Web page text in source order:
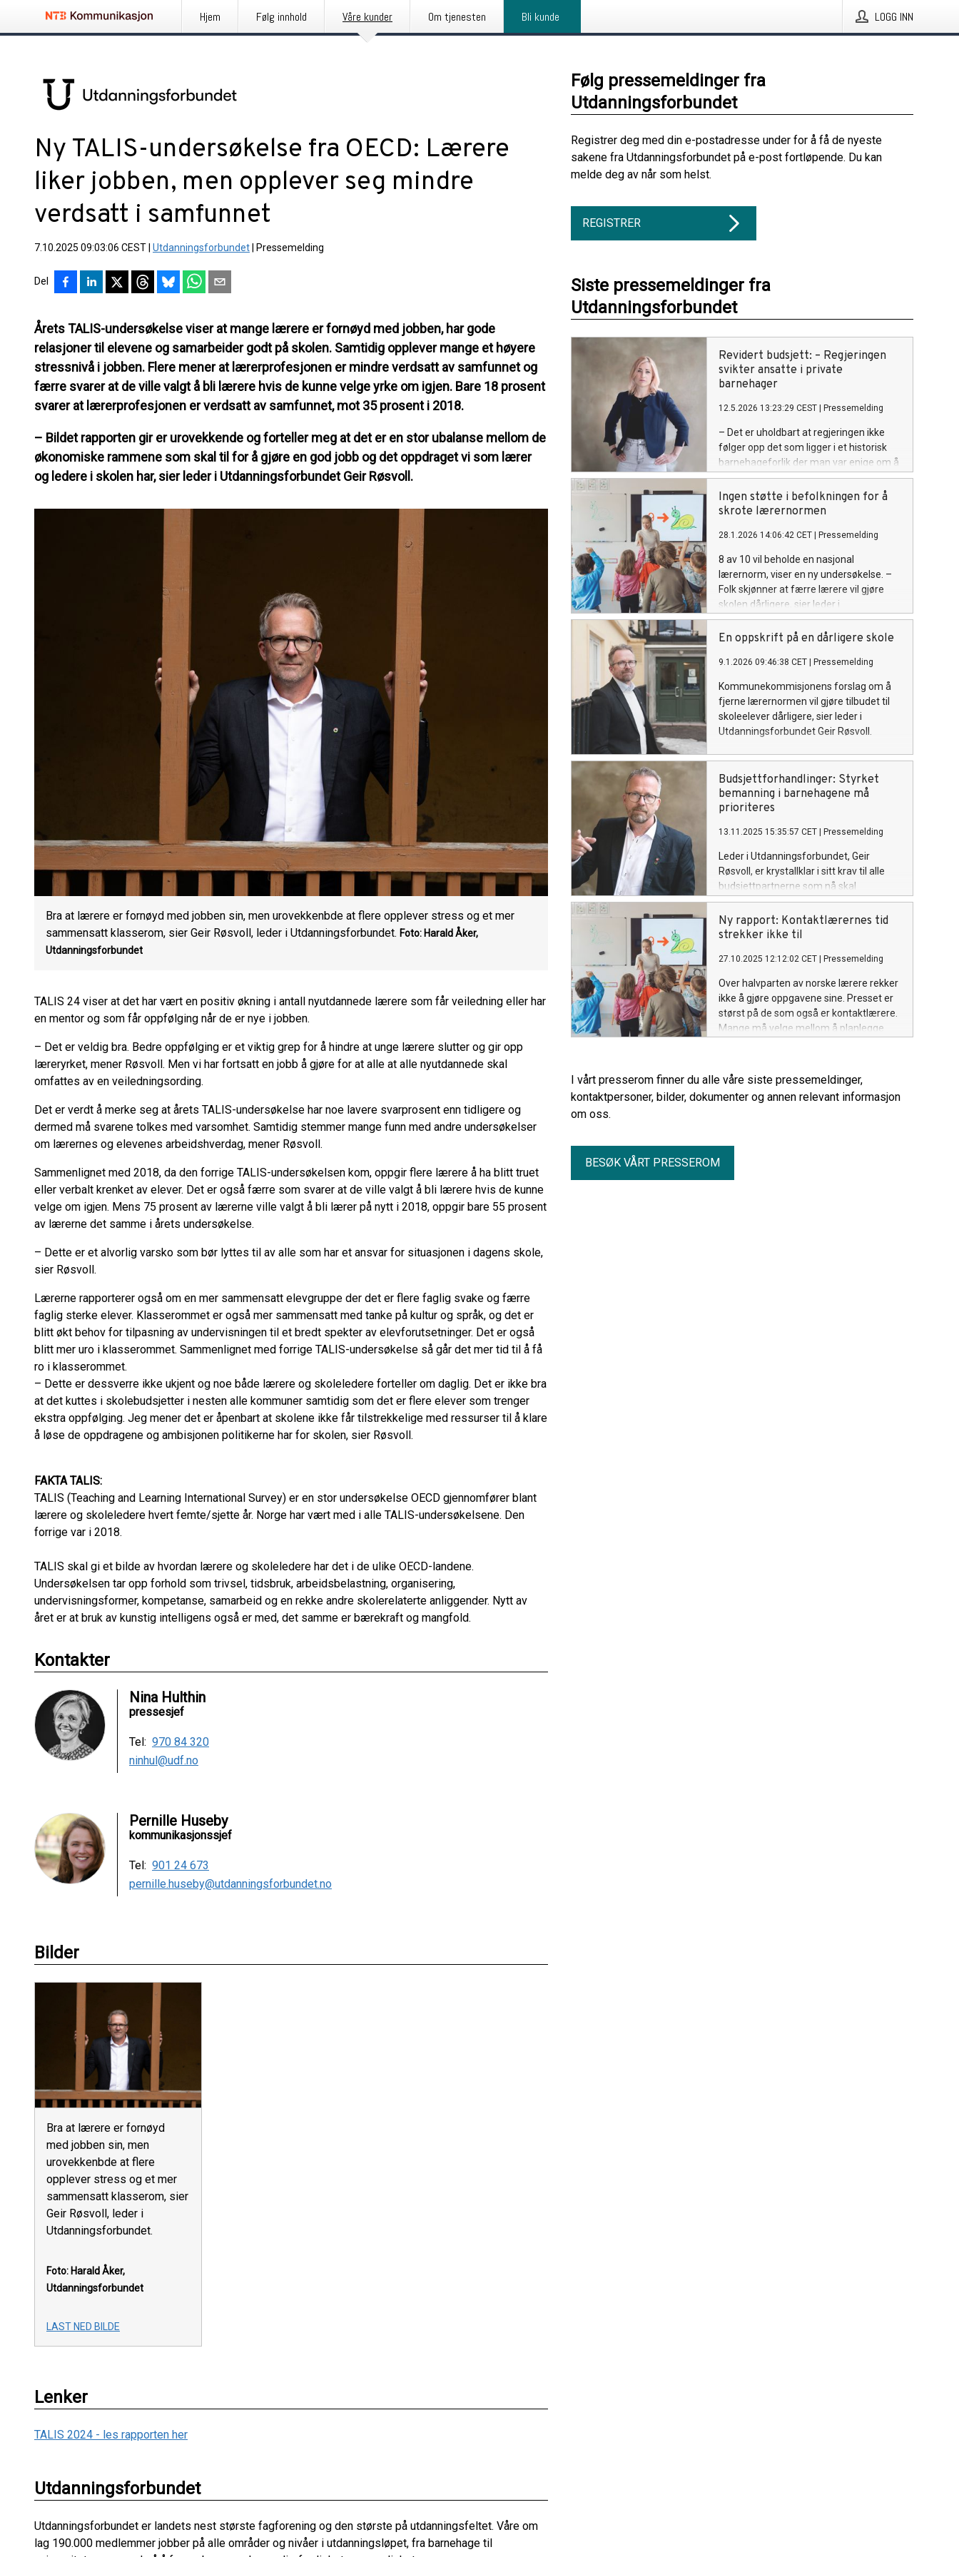
Hjem Følg innhold Våre kunder Om tjenesten Bli kunde LOGG INN
Ny TALIS-undersøkelse fra OECD: Lærere
liker jobben, men opplever seg mindre
verdsatt i samfunnet
7.10.2025 09:03:06 CEST Utdanningsforbundet Pressemelding
Del
Årets TALIS-undersøkelse viser at mange lærere er fornøyd med jobben, har gode
relasjoner til elevene og samarbeider godt på skolen. Samtidig opplever mange et høyere
stressnivå i jobben. Flere mener at lærerprofesjonen er mindre verdsatt av samfunnet og
færre svarer at de ville valgt å bli lærere hvis de kunne velge yrke om igjen. Bare 18 prosent
svarer at lærerprofesjonen er verdsatt av samfunnet, mot 35 prosent i 2018.
– Bildet rapporten gir er urovekkende og forteller meg at det er en stor ubalanse mellom de
økonomiske rammene som skal til for å gjøre en god jobb og det oppdraget vi som lærer
og ledere i skolen har, sier leder i Utdanningsforbundet Geir Røsvoll.
Bra at lærere er fornøyd med jobben sin, men urovekkenbde at flere opplever stress og et mer
sammensatt klasserom, sier Geir Røsvoll, leder i Utdanningsforbundet. Foto: Harald Åker,
Utdanningsforbundet
TALIS 24 viser at det har vært en positiv økning i antall nyutdannede lærere som får veiledning eller har
en mentor og som får oppfølging når de er nye i jobben.
– Det er veldig bra. Bedre oppfølging er et viktig grep for å hindre at unge lærere slutter og gir opp
læreryrket, mener Røsvoll. Men vi har fortsatt en jobb å gjøre for at alle at alle nyutdannede skal
omfattes av en veiledningsording.
Det er verdt å merke seg at årets TALIS-undersøkelse har noe lavere svarprosent enn tidligere og
dermed må svarene tolkes med varsomhet. Samtidig stemmer mange funn med andre undersøkelser
om lærernes og elevenes arbeidshverdag, mener Røsvoll.
Sammenlignet med 2018, da den forrige TALIS-undersøkelsen kom, oppgir flere lærere å ha blitt truet
eller verbalt krenket av elever. Det er også færre som svarer at de ville valgt å bli lærere hvis de kunne
velge om igjen. Mens 75 prosent av lærerne ville valgt å bli lærer på nytt i 2018, oppgir bare 55 prosent
av lærerne det samme i årets undersøkelse.
– Dette er et alvorlig varsko som bør lyttes til av alle som har et ansvar for situasjonen i dagens skole,
sier Røsvoll.
Lærerne rapporterer også om en mer sammensatt elevgruppe der det er flere faglig svake og færre
faglig sterke elever. Klasserommet er også mer sammensatt med tanke på kultur og språk, og det er
blitt økt behov for tilpasning av undervisningen til et bredt spekter av elevforutsetninger. Det er også
blitt mer uro i klasserommet. Sammenlignet med forrige TALIS-undersøkelse så går det mer tid til å få
ro i klasserommet.
– Dette er dessverre ikke ukjent og noe både lærere og skoleledere forteller om daglig. Det er ikke bra
at det kuttes i skolebudsjetter i nesten alle kommuner samtidig som det er flere elever som trenger
ekstra oppfølging. Jeg mener det er åpenbart at skolene ikke får tilstrekkelige med ressurser til å klare
å løse de oppdragene og ambisjonen politikerne har for skolen, sier Røsvoll.
FAKTA TALIS:
TALIS (Teaching and Learning International Survey) er en stor undersøkelse OECD gjennomfører blant
lærere og skoleledere hvert femte/sjette år. Norge har vært med i alle TALIS-undersøkelsene. Den
forrige var i 2018.
TALIS skal gi et bilde av hvordan lærere og skoleledere har det i de ulike OECD-landene.
Undersøkelsen tar opp forhold som trivsel, tidsbruk, arbeidsbelastning, organisering,
undervisningsformer, kompetanse, samarbeid og en rekke andre skolerelaterte anliggender. Nytt av
året er at bruk av kunstig intelligens også er med, det samme er bærekraft og mangfold.
Kontakter
Nina Hulthin
pressesjef
Tel: 970 84 320
ninhul@udf.no
Pernille Huseby
kommunikasjonssjef
Tel: 901 24 673
pernille.huseby@utdanningsforbundet.no
Bilder
Bra at lærere er fornøyd
med jobben sin, men
urovekkenbde at flere
opplever stress og et mer
sammensatt klasserom, sier
Geir Røsvoll, leder i
Utdanningsforbundet.
Foto: Harald Åker,
Utdanningsforbundet
LAST NED BILDE
Lenker
TALIS 2024 - les rapporten her
Utdanningsforbundet
Utdanningsforbundet er landets nest største fagforening og den største på utdanningsfeltet. Våre om
lag 190.000 medlemmer jobber på alle områder og nivåer i utdanningsløpet, fra barnehage til
Følg pressemeldinger fra
Utdanningsforbundet
Registrer deg med din e-postadresse under for å få de nyeste
sakene fra Utdanningsforbundet på e-post fortløpende. Du kan
melde deg av når som helst.
REGISTRER
Siste pressemeldinger fra
Utdanningsforbundet
Revidert budsjett: – Regjeringen
svikter ansatte i private
barnehager
12.5.2026 13:23:29 CEST Pressemelding
– Det er uholdbart at regjeringen ikke
følger opp det som ligger i et historisk
barnehageforlik der man var enige om å
finansiere pensjon til ansatte i private
barnehager, sier nestleder Ann Mari Milo
Lorentzen i Utdanningsforbundet.
Ingen støtte i befolkningen for å
skrote lærernormen
28.1.2026 14:06:42 CET Pressemelding
8 av 10 vil beholde en nasjonal
lærernorm, viser en ny undersøkelse. –
Folk skjønner at færre lærere vil gjøre
skolen dårligere, sier leder i
Utdanningsforbundet Geir Røsvoll.
En oppskrift på en dårligere skole
9.1.2026 09:46:38 CET Pressemelding
Kommunekommisjonens forslag om å
fjerne lærernormen vil gjøre tilbudet til
skoleelever dårligere, sier leder i
Utdanningsforbundet Geir Røsvoll.
Budsjettforhandlinger: Styrket
bemanning i barnehagene må
prioriteres
13.11.2025 15:35:57 CET Pressemelding
Leder i Utdanningsforbundet, Geir
Røsvoll, er krystallklar i sitt krav til alle
budsjettpartnerne som nå skal
forhandle og lage budsjett for neste år:
Bemanningskrisen i barnehagene må
stå aller øverst på prioriteringslista når
utfordringene og behovene er størst.
Ny rapport: Kontaktlærernes tid
strekker ikke til
27.10.2025 12:12:02 CET Pressemelding
Over halvparten av norske lærere rekker
ikke å gjøre oppgavene sine. Presset er
størst på de som også er kontaktlærere.
Mange må velge mellom å planlegge
I vårt presserom finner du alle våre siste pressemeldinger,
kontaktpersoner, bilder, dokumenter og annen relevant informasjon
om oss.
BESØK VÅRT PRESSEROM